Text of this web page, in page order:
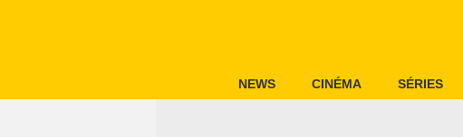
NEWS CINÉMA SÉRIES